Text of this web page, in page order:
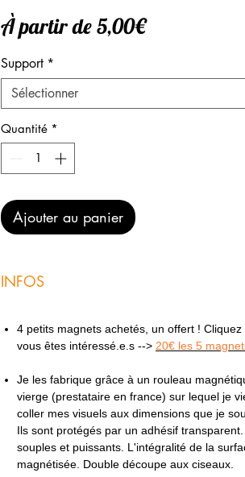
À partir de5,00€Prix
Support *
Sélectionner
Quantité *
Ajouter au panier
INFOS
4 petits magnets achetés, un offert ! Cliquez
vous êtes intéressé.e.s --> 20€ les 5
Je les fabrique grâce à un rouleau
vierge (prestataire en france) sur lequel je
coller mes visuels aux dimensions que je
Ils sont protégés par un adhésif
souples et puissants. L'intégralité de la
magnétisée. Double découpe aux ciseaux.